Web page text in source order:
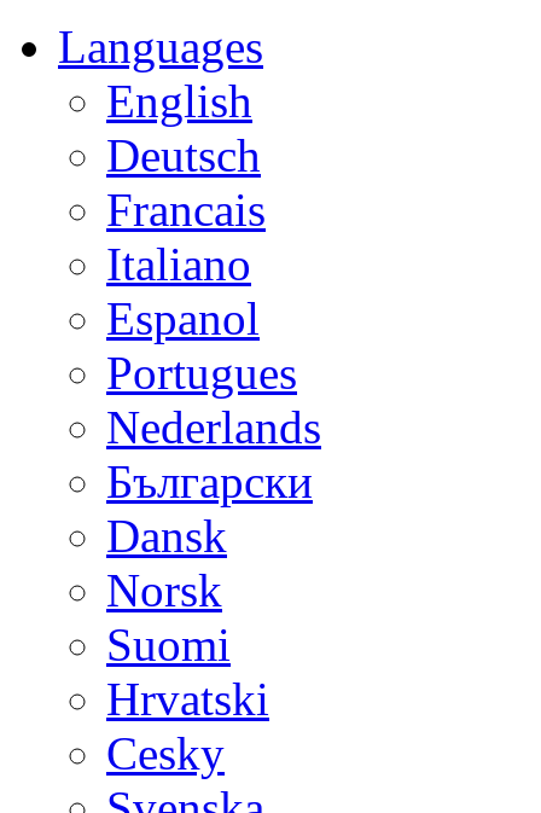
Languages
English
Deutsch
Francais
Italiano
Espanol
Portugues
Nederlands
Български
Dansk
Norsk
Suomi
Hrvatski
Cesky